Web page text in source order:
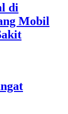
di
Mobil